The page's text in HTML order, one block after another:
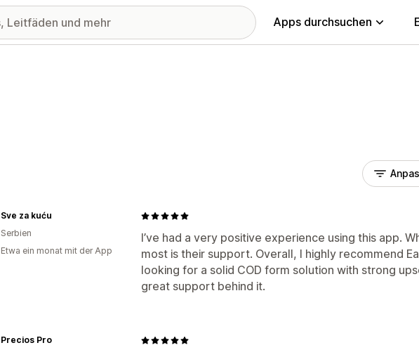
Apps durchsuchen
I’ve had a very positive experience using this app.
most is their support. Overall, I highly recommend
looking for a solid COD form solution with strong
great support behind it.
Sve za kuću
Serbien
Etwa ein monat mit der App
Precios Pro